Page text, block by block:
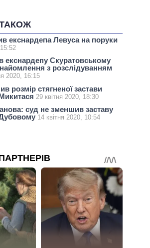
екснардепа Левуса на поруки
екснардепу Скуратовському
з розслідуванням
2020, 16:15
розмір стягненої застави
29 квітня 2020, 18:30
суд не зменшив заставу
14 квітня 2020, 10:54